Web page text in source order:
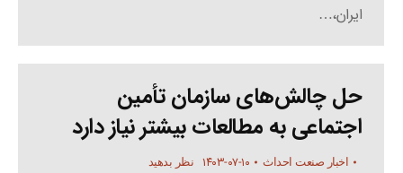
ایران،…
حل چالش‌های سازمان تأمین
اجتماعی به مطالعات بیشتر نیاز دارد
اخبار صنعت احداث ۱۴۰۳-۰۷-۱۰ نظر بدهید